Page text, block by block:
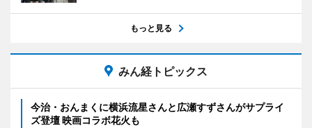
もっと見る
みん経トピックス
今治・おんまくに横浜流星さんと広瀬すずさんがサプライ
ズ登壇 映画コラボ花火も